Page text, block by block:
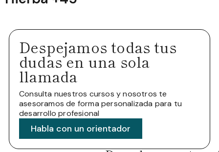
Despejamos todas tus
dudas en una sola
llamada
Consulta nuestros cursos y nosotros te
asesoramos de forma personalizada para tu
desarrollo profesional
Habla con un orientador